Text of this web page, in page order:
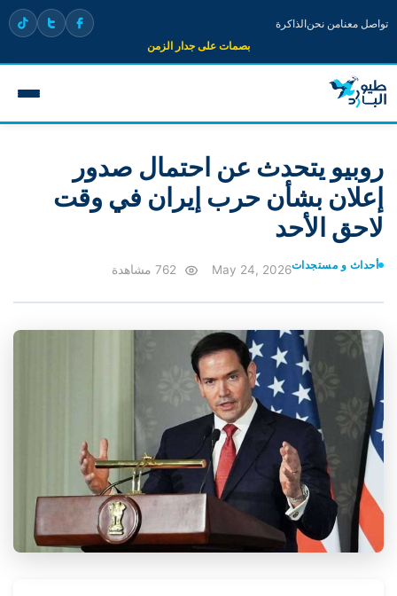
تواصل معنامن نحنالذاكرة
بصمات على جدار الزمن
روبيو يتحدث عن احتمال صدور
إعلان بشأن حرب إيران في وقت
لاحق الأحد
أحداث و مستجداتMay 24, 2026